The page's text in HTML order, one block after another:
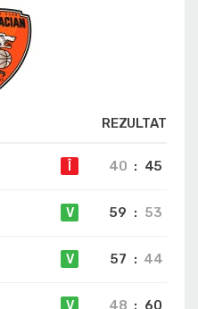
REZULTAT
40 : 45
V 59 : 53
V 57 : 44
V 48 : 60